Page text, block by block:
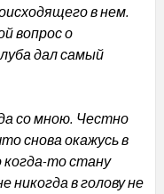
в нем.
вопрос о
дал самый
со мною. Честно
снова окажусь в
то стану
никогда в голову не